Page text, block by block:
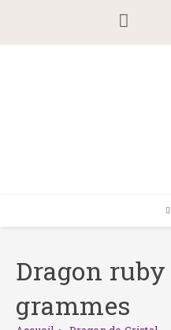
content
Dragon ruby
grammes